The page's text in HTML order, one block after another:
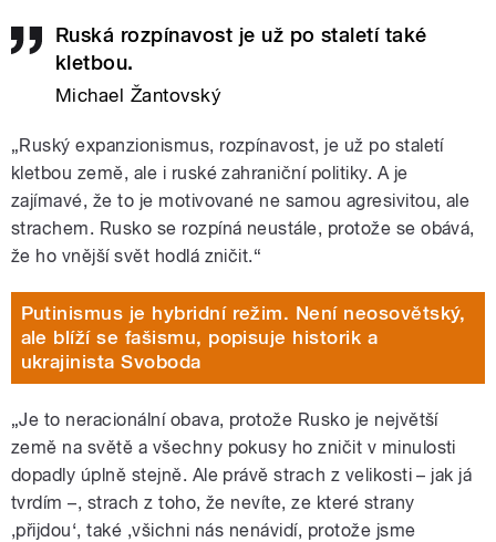
Ruská rozpínavost je už po staletí také
kletbou.
Michael Žantovský
„Ruský expanzionismus, rozpínavost, je už po staletí
kletbou země, ale i ruské zahraniční politiky. A je
zajímavé, že to je motivované ne samou agresivitou, ale
strachem. Rusko se rozpíná neustále, protože se obává,
že ho vnější svět hodlá zničit.“
Putinismus je hybridní režim. Není neosovětský,
ale blíží se fašismu, popisuje historik a
ukrajinista Svoboda
„Je to neracionální obava, protože Rusko je největší
země na světě a všechny pokusy ho zničit v minulosti
dopadly úplně stejně. Ale právě strach z velikosti – jak já
tvrdím –, strach z toho, že nevíte, ze které strany
,přijdou‘, také ,všichni nás nenávidí, protože jsme